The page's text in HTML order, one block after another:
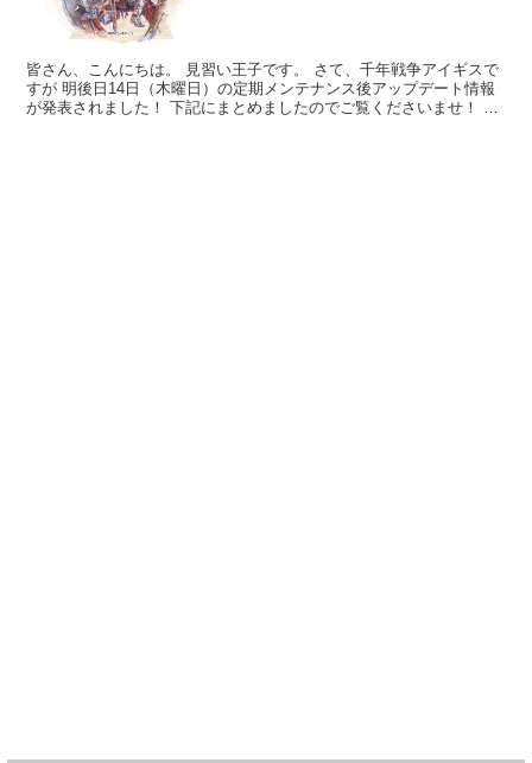
皆さん、こんにちは。 見習い王子です。 さて、千年戦争アイギスで
すが 明後日14日（木曜日）の定期メンテナンス後アップデート情報
が発表されました！ 下記にまとめましたのでご覧くださいませ！ 緊